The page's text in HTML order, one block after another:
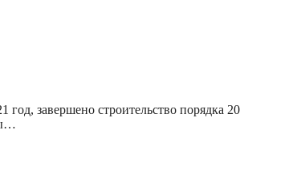
завершено строительство порядка 20